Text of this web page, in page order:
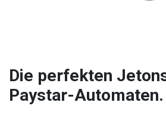
Die perfekten
Paystar-Automaten.